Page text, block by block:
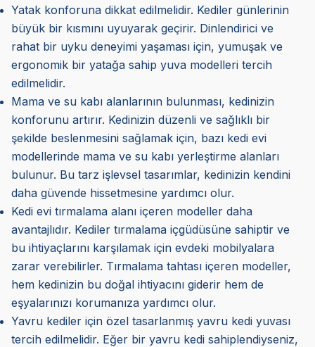
Yatak konforuna dikkat edilmelidir. Kediler günlerinin
büyük bir kısmını uyuyarak geçirir. Dinlendirici ve
rahat bir uyku deneyimi yaşaması için, yumuşak ve
ergonomik bir yatağa sahip yuva modelleri tercih
edilmelidir.
Mama ve su kabı alanlarının bulunması, kedinizin
konforunu artırır. Kedinizin düzenli ve sağlıklı bir
şekilde beslenmesini sağlamak için, bazı kedi evi
modellerinde mama ve su kabı yerleştirme alanları
bulunur. Bu tarz işlevsel tasarımlar, kedinizin kendini
daha güvende hissetmesine yardımcı olur.
Kedi evi tırmalama alanı içeren modeller daha
avantajlıdır. Kediler tırmalama içgüdüsüne sahiptir ve
bu ihtiyaçlarını karşılamak için evdeki mobilyalara
zarar verebilirler. Tırmalama tahtası içeren modeller,
hem kedinizin bu doğal ihtiyacını giderir hem de
eşyalarınızı korumanıza yardımcı olur.
Yavru kediler için özel tasarlanmış yavru kedi yuvası
tercih edilmelidir. Eğer bir yavru kedi sahiplendiyseniz,